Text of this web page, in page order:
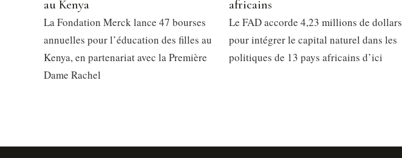
au Kenya
La Fondation Merck lance 47 bourses
annuelles pour l’éducation des filles au
Kenya, en partenariat avec la Première
Dame Rachel
africains
Le FAD accorde 4,23 millions de dollars
pour intégrer le capital naturel dans les
politiques de 13 pays africains d’ici